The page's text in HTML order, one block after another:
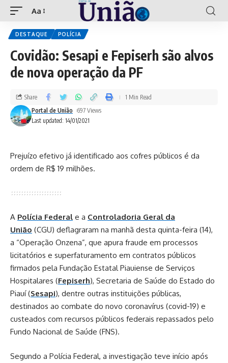
Aa
DESTAQUE POLÍCIA
Covidão: Sesapi e Fepiserh são alvos
de nova operação da PF
Last updated: 14/01/2021
Portal de União 697 Views
Share 1 Min Read
Prejuízo efetivo já identificado aos cofres públicos é da
ordem de R$ 19 milhões.
A Polícia Federal e a Controladoria Geral da
União (CGU) deflagraram na manhã desta quinta-feira (14),
a “Operação Onzena”, que apura fraude em processos
licitatórios e superfaturamento em contratos públicos
firmados pela Fundação Estatal Piauiense de Serviços
Hospitalares (Fepiserh), Secretaria de Saúde do Estado do
Piauí (Sesapi), dentre outras instituições públicas,
destinados ao combate do novo coronavírus (covid-19) e
custeados com recursos públicos federais repassados pelo
Fundo Nacional de Saúde (FNS).
Segundo a Polícia Federal, a investigação teve início após